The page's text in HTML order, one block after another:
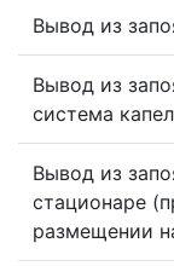
Вывод из
Вывод из
система
Вывод из
стационаре
размещении